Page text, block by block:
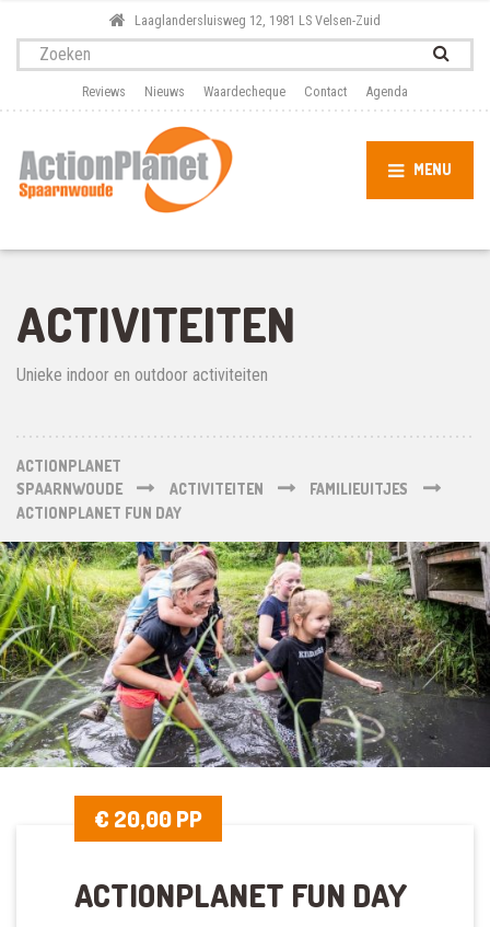
Laaglandersluisweg 12, 1981 LS Velsen-Zuid
Zoek
naar:
Reviews
Nieuws Waardecheque Contact Agenda
MENU
ACTIVITEITEN
Unieke indoor en outdoor activiteiten
ACTIONPLANET
SPAARNWOUDE
ACTIVITEITEN
FAMILIEUITJES
ACTIONPLANET FUN DAY
€ 20,00 PP
ACTIONPLANET FUN DAY